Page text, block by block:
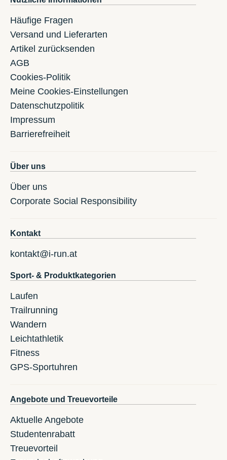
Häufige Fragen
Versand und Lieferarten
Artikel zurücksenden
AGB
Cookies-Politik
Meine Cookies-Einstellungen
Datenschutzpolitik
Impressum
Barrierefreiheit
Über uns
Über uns
Corporate Social Responsibility
Kontakt
kontakt@i-run.at
Sport- & Produktkategorien
Laufen
Trailrunning
Wandern
Leichtathletik
Fitness
GPS-Sportuhren
Angebote und Treuevorteile
Aktuelle Angebote
Studentenrabatt
Treuevorteil